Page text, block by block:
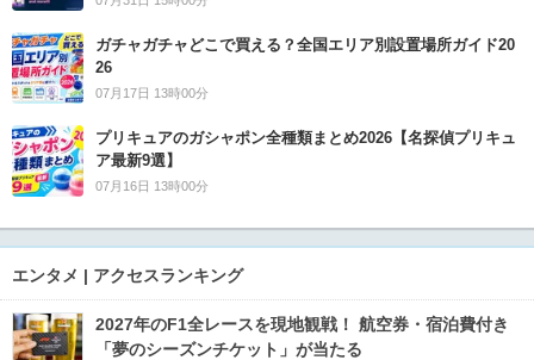
ガチャガチャどこで買える？全国エリア別設置場所ガイド20
26
07月17日 13時00分
プリキュアのガシャポン全種類まとめ2026【名探偵プリキュ
ア最新9選】
07月16日 13時00分
エンタメ | アクセスランキング
2027年のF1全レースを現地観戦！ 航空券・宿泊費付き
「夢のシーズンチケット」が当たる